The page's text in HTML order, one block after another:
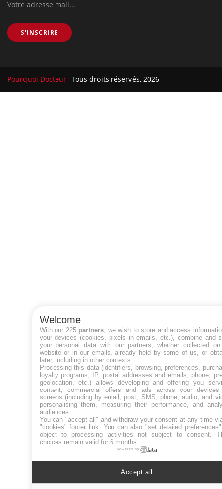
S'INSCRIRE
Pourquoi Docteur Tous droits réservés, 2026
Welcome
With our 225 partners , we wish to store and access
your devices (cookies, pixels in emails, etc.), combine and
your personal data with our partners, whether collected
website or in our emails, already held by some of us, or
later, including in other contexts.
Processing this data (identifiers, browsing, preferences,
loyalty programs, IP, postal addresses and emails, phone,
geolocation, etc.) allows developing and offering you
content, commercial offers and ads across your devices
screens (including by email, post, SMS, phone, audio, and
personalising them, measuring their performance, and
audiences.
You can "accept all" and withdraw your consent at any time
"cookies" footer link . You can also "set detailed
object to processing activities not subject to consent.
choices remain valid for 6 months.
powered by
Accept all